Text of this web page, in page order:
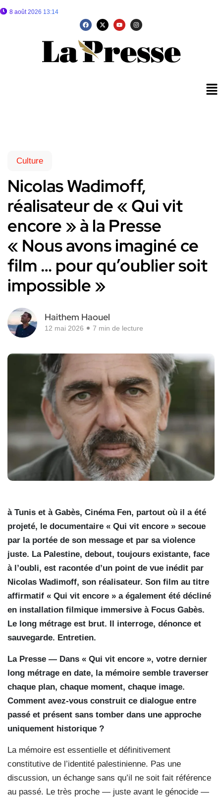
8 août 2026 13:14
Culture
Nicolas Wadimoff,
réalisateur de « Qui vit
encore » à la Presse
« Nous avons imaginé ce
film … pour qu’oublier soit
impossible »
Haithem Haouel
12 mai 2026 7 min de lecture
à Tunis et à Gabès, Cinéma Fen, partout où il a été
projeté, le documentaire « Qui vit encore » secoue
par la portée de son message et par sa violence
juste. La Palestine, debout, toujours existante, face
à l’oubli, est racontée d’un point de vue inédit par
Nicolas Wadimoff, son réalisateur. Son film au titre
affirmatif « Qui vit encore » a également été décliné
en installation filmique immersive à Focus Gabès.
Le long métrage est brut. Il interroge, dénonce et
sauvegarde. Entretien.
La Presse — Dans « Qui vit encore », votre dernier
long métrage en date, la mémoire semble traverser
chaque plan, chaque moment, chaque image.
Comment avez-vous construit ce dialogue entre
passé et présent sans tomber dans une approche
uniquement historique ?
La mémoire est essentielle et définitivement
constitutive de l’identité palestinienne. Pas une
discussion, un échange sans qu’il ne soit fait référence
au passé. Le très proche — juste avant le génocide —